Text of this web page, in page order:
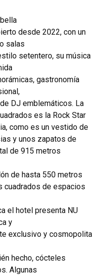
desde 2022, con un
salas
setentero, su música
gastronomía
DJ emblemáticos. La
es la Rock Star
como es un vestido de
y unos zapatos de
de 915 metros
de hasta 550 metros
cuadrados de espacios
el hotel presenta NU
y
exclusivo y cosmopolita
hecho, cócteles
Algunas